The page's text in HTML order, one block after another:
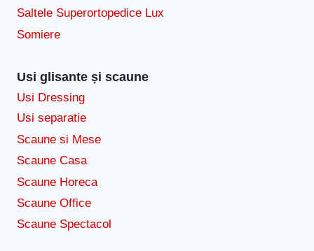
Saltele Superortopedice Lux
Somiere
Usi glisante și scaune
Usi Dressing
Usi separatie
Scaune si Mese
Scaune Casa
Scaune Horeca
Scaune Office
Scaune Spectacol